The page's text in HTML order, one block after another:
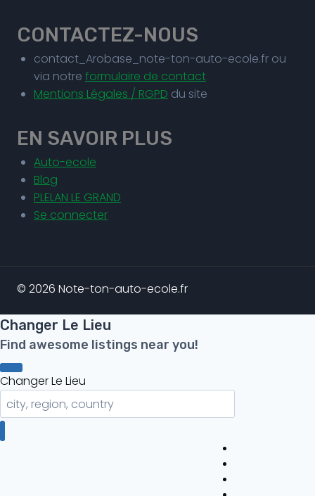
CONTACTEZ-NOUS
contact_Arobase_note-ton-auto-ecole.fr ou
via notre formulaire de contact
Mentions Légales / RGPD du site
EN SAVOIR PLUS
Auto-ecole
Blog
PLELAN LE GRAND
Se connecter
© 2026 Note-ton-auto-ecole.fr
Changer Le Lieu
Find awesome listings near you!
Changer Le Lieu